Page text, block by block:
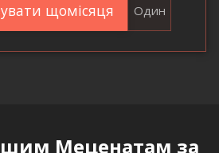
щомісяця Один
Меценатам за